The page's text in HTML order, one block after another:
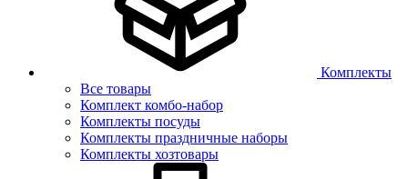
Комплекты
Все товары
Комплект комбо-набор
Комплекты посуды
Комплекты праздничные наборы
Комплекты хозтовары